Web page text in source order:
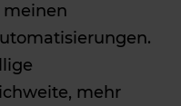
meinen
mehr